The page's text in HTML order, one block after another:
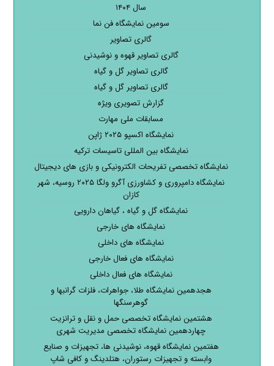
سال ۱۴۰۴
سومین نمایشگاه فن نما
گالری تصاویر
گالری تصاویر قهوه و نوشیدنی
گالری تصاویر گل و گیاه
گالری تصاویر گل و گیاه
گزارش تصویری ویژه
مسابقات ملی مهارت
نمایشگاه اکسپو ۲۰۲۵ ژاپن
نمایشگاه بین المللی تاسیسات ترکیه
نمایشگاه تخصصی تفریحات الکترونیکی و بازی های دیجیتال
نمایشگاه دامپروری و کشاورزی آگرو ولگا ۲۰۲۵ روسیه، شهر
کازان
نمایشگاه گل و گیاه ، گیاهان دارویی
نمایشگاه های خارجی
نمایشگاه های داخلی
نمایشگاه های فعال خارجی
نمایشگاه های فعال داخلی
هجدهمین نمایشگاه طلا، جواهرات، فلزات گرانبها و
گوهرسنگها
هشتمین نمایشگاه تخصصی حمل و نقل و ترانزیت
چهاردهمین نمایشگاه تخصصی مدیریت شهری
هفتمین نمایشگاه قهوه، نوشیدنی ها، تجهیزات و صنایع
وابسته و تجهیزات رستوران، هتلدینگ و کافی شاپ